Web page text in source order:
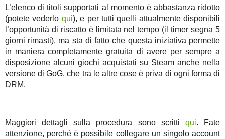
L’elenco di titoli supportati al momento è abbastanza ridotto
(potete vederlo qui), e per tutti quelli attualmente disponibili
l’opportunità di riscatto è limitata nel tempo (il timer segna 5
giorni rimasti), ma sta di fatto che questa iniziativa permette
in maniera completamente gratuita di avere per sempre a
disposizione alcuni giochi acquistati su Steam anche nella
versione di GoG, che tra le altre cose è priva di ogni forma di
DRM.
Maggiori dettagli sulla procedura sono scritti qui. Fate
attenzione, perché è possibile collegare un singolo account